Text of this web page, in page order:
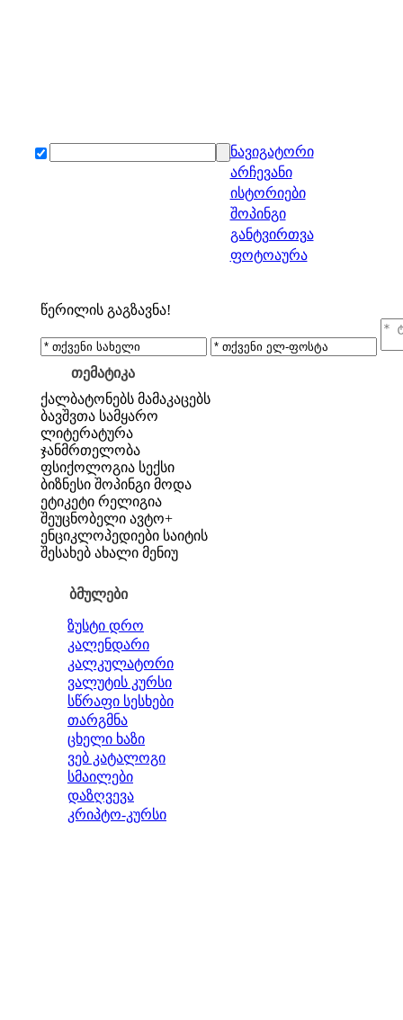
ნავიგატორი
არჩევანი
ისტორიები
შოპინგი
განტვირთვა
ფოტოაურა
წერილის გაგზავნა!
თემატიკა
ქალბატონებს მამაკაცებს
ბავშვთა სამყარო
ლიტერატურა
ჯანმრთელობა
ფსიქოლოგია სექსი
ბიზნესი შოპინგი მოდა
ეტიკეტი რელიგია
შეუცნობელი ავტო+
ენციკლოპედიები საიტის
შესახებ ახალი მენიუ
ბმულები
ზუსტი დრო
კალენდარი
კალკულატორი
ვალუტის კურსი
სწრაფი სესხები
თარგმნა
ცხელი ხაზი
ვებ კატალოგი
სმაილები
დაზღვევა
კრიპტო-კურსი